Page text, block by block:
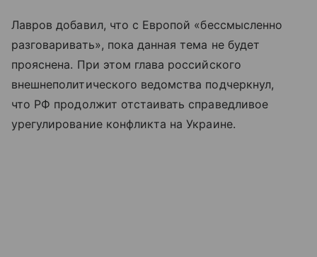
Лавров добавил, что с Европой «бессмысленно
разговаривать», пока данная тема не будет
прояснена. При этом глава российского
внешнеполитического ведомства подчеркнул,
что РФ продолжит отстаивать справедливое
урегулирование конфликта на Украине.